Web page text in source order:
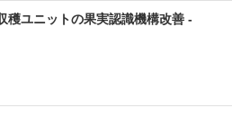
穫ユニットの果実認識機構改善 -